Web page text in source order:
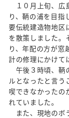
１０月上旬、広
り、鞆の浦を目
要伝統建造物地区
を散策しました。
り、年配の方が
計の修理にかけて
午後３時頃、鞆
ルとなったと言う
喫できなかったの
れていました。
また、現地のボ